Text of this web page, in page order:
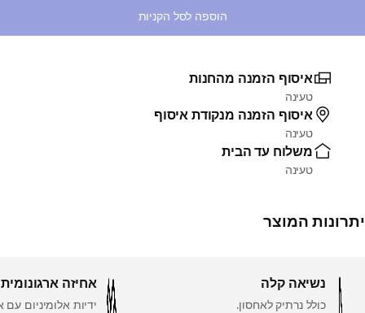
הוספה לסל הקניות
איסוף הזמנה מהחנות
טעינה
איסוף הזמנה מנקודת איסוף
טעינה
משלוח עד הבית
טעינה
יתרונות המוצר
נשיאה קלה
כולל נרתיק לאחסון.
אחיזה ארגונומית
ידיות אלומיניום